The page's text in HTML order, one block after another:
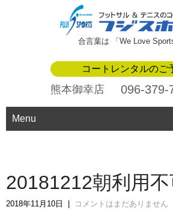
合言葉は 「We Love
コートレンタルのご
熊本御幸店 096-379-
Menu
20181212朝利用
2018年11月10日 コメントはまだありません